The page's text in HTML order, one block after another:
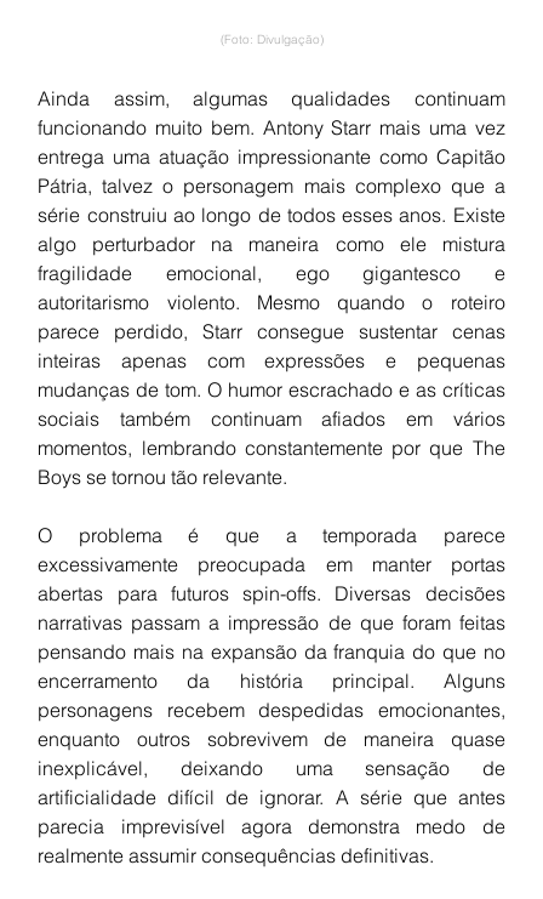
(Foto: Divulgação)
Ainda assim, algumas qualidades continuam
funcionando muito bem. Antony Starr mais uma vez
entrega uma atuação impressionante como Capitão
Pátria, talvez o personagem mais complexo que a
série construiu ao longo de todos esses anos. Existe
algo perturbador na maneira como ele mistura
fragilidade emocional, ego gigantesco e
autoritarismo violento. Mesmo quando o roteiro
parece perdido, Starr consegue sustentar cenas
inteiras apenas com expressões e pequenas
mudanças de tom. O humor escrachado e as críticas
sociais também continuam afiados em vários
momentos, lembrando constantemente por que The
Boys se tornou tão relevante.
O problema é que a temporada parece
excessivamente preocupada em manter portas
abertas para futuros spin-offs. Diversas decisões
narrativas passam a impressão de que foram feitas
pensando mais na expansão da franquia do que no
encerramento da história principal. Alguns
personagens recebem despedidas emocionantes,
enquanto outros sobrevivem de maneira quase
inexplicável, deixando uma sensação de
artificialidade difícil de ignorar. A série que antes
parecia imprevisível agora demonstra medo de
realmente assumir consequências definitivas.